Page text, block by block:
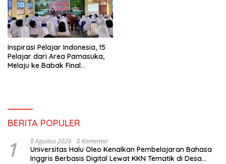
Inspirasi Pelajar Indonesia, 15
Pelajar dari Area Pamasuka,
Melaju ke Babak Final
BERITA POPULER
1 8 Agustus 2026 0 Komentar
Universitas Halu Oleo Kenalkan Pembelajaran Bahasa
Inggris Berbasis Digital Lewat KKN Tematik di Desa